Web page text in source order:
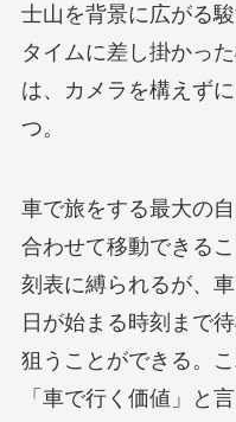
士山を背景に広がる
タイムに差し掛かっ
は、カメラを構えず
つ。
車で旅をする最大の
合わせて移動できる
刻表に縛られるが、
日が始まる時刻まで
狙うことができる。
「車で行く価値」と